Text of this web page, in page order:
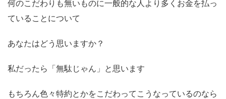
何のこだわりも無いものに一般的な人より多くお金を払っ
ていることについて
あなたはどう思いますか？
私だったら「無駄じゃん」と思います
もちろん色々特約とかをこだわってこうなっているのなら